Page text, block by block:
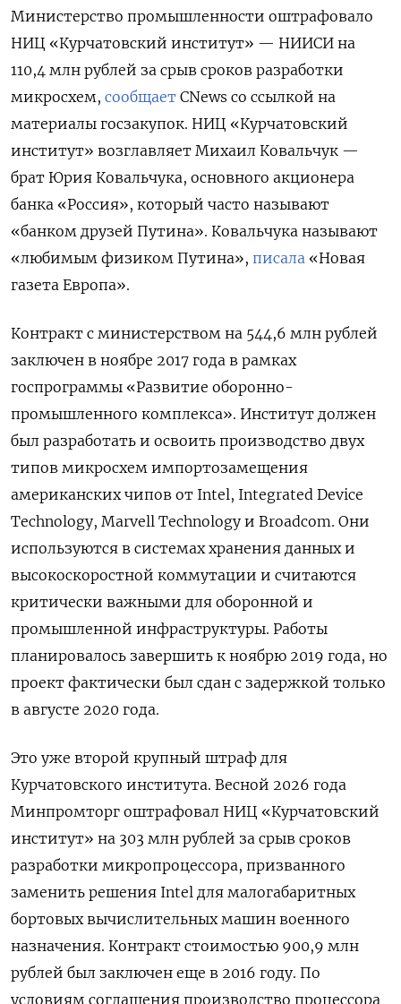
Министерство промышленности оштрафовало
НИЦ «Курчатовский институт» — НИИСИ на
110,4 млн рублей за срыв сроков разработки
микросхем, сообщает CNews со ссылкой на
материалы госзакупок. НИЦ «Курчатовский
институт» возглавляет Михаил Ковальчук —
брат Юрия Ковальчука, основного акционера
банка «Россия»⁠, который часто называют
«банком друзей Путина». Ковальчука называют
«любимым физиком Путина», писала «Новая
газета Европа».
Контракт с министерством на 544,6 млн рублей
заключен в ноябре 2017 года в рамках
госпрограммы «Развитие оборонно-
промышленного комплекса». Институт должен
был разработать и освоить производство двух
типов микросхем импортозамещения
американских чипов от Intel, Integrated Device
Technology, Marvell Technology и Broadcom. Они
используются в системах хранения данных и
высокоскоростной коммутации и считаются
критически важными для оборонной и
промышленной инфраструктуры. Работы
планировалось завершить к ноябрю 2019 года, но
проект фактически был сдан с задержкой только
в августе 2020 года.
Это уже второй крупный штраф для
Курчатовского института. Весной 2026 года
Минпромторг оштрафовал НИЦ «Курчатовский
институт» на 303 млн рублей за срыв сроков
разработки микропроцессора, призванного
заменить решения Intel для малогабаритных
бортовых вычислительных машин военного
назначения. Контракт стоимостью 900,9 млн
рублей был заключен еще в 2016 году. По
условиям соглашения производство процессора